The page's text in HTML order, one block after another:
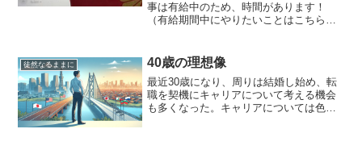
事は有給中のため、時間があります！
（有給期間中にやりたいことはこちら）
ずはメキシコに行かなきゃ始まらないで
しょっ！ってことで行くこ...
徒然なるままに 40歳の理想像
最近30歳になり、周りは結婚し始め、転
職を契機にキャリアについて考える機会
も多くなった。キャリアについては色々